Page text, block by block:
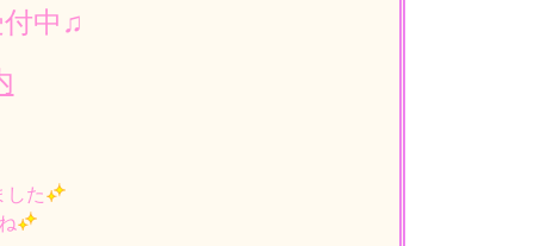
中 ♫
した